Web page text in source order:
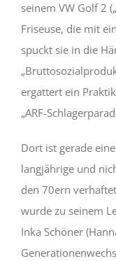
seinem VW Golf 2
Friseuse, die mit
spuckt sie in die
ergattert ein
„ARF-
Dort ist gerade
langjährige und
den 70ern
wurde zu seinem
Inka Schöner